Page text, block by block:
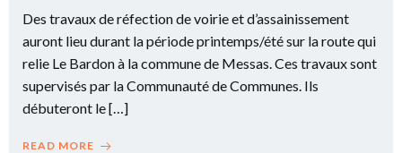
Des travaux de réfection de voirie et d’assainissement
auront lieu durant la période printemps/été sur la route qui
relie Le Bardon à la commune de Messas. Ces travaux sont
supervisés par la Communauté de Communes. Ils
débuteront le […]
READ MORE